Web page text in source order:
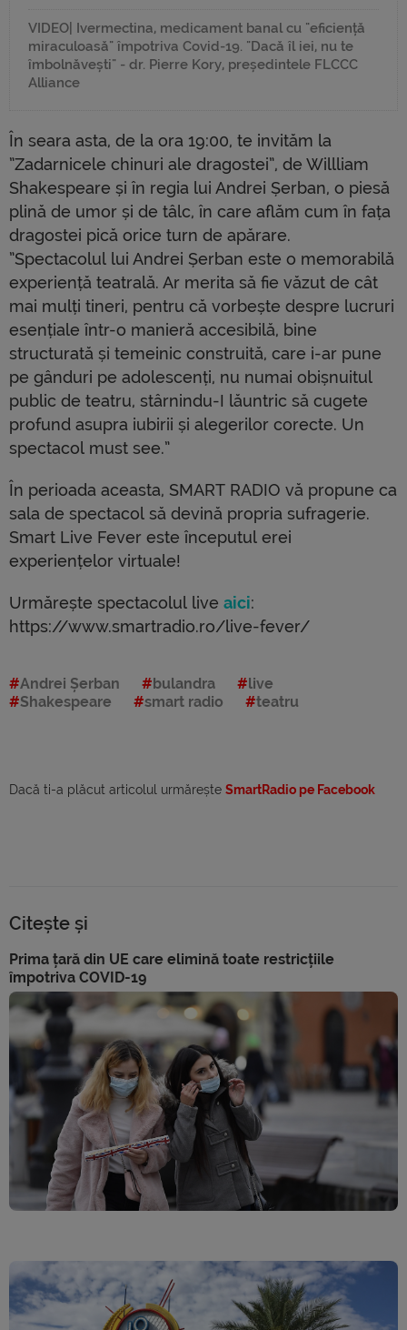
VIDEO| Ivermectina, medicament banal cu "eficiență
miraculoasă" împotriva Covid-19. "Dacă îl iei, nu te
îmbolnăvești" - dr. Pierre Kory, președintele FLCCC
Alliance
În seara asta, de la ora 19:00, te invităm la
”Zadarnicele chinuri ale dragostei”, de Willliam
Shakespeare și în regia lui Andrei Șerban, o piesă
plină de umor și de tâlc, în care aflăm cum în fața
dragostei pică orice turn de apărare.
”Spectacolul lui Andrei Șerban este o memorabilă
experiență teatrală. Ar merita să fie văzut de cât
mai mulți tineri, pentru că vorbește despre lucruri
esențiale într-o manieră accesibilă, bine
structurată și temeinic construită, care i-ar pune
pe gânduri pe adolescenți, nu numai obișnuitul
public de teatru, stârnindu-I lăuntric să cugete
profund asupra iubirii și alegerilor corecte. Un
spectacol must see.”
În perioada aceasta, SMART RADIO vă propune ca
sala de spectacol să devină propria sufragerie.
Smart Live Fever este începutul erei
experiențelor virtuale!
Urmărește spectacolul live aici:
https://www.smartradio.ro/live-fever/
Andrei Șerban bulandra
live
Shakespeare
smart radio teatru
Dacă ti-a plăcut articolul urmărește SmartRadio pe Facebook
Citește și
Prima țară din UE care elimină toate restricțiile
împotriva COVID-19